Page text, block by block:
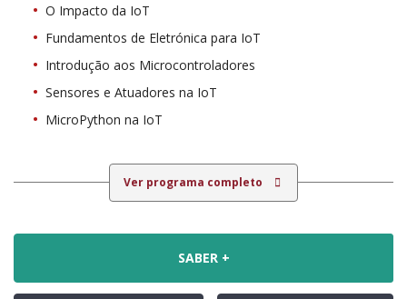
O Impacto da IoT
Fundamentos de Eletrónica para IoT
Introdução aos Microcontroladores
Sensores e Atuadores na IoT
MicroPython na IoT
Ver programa completo
SABER +